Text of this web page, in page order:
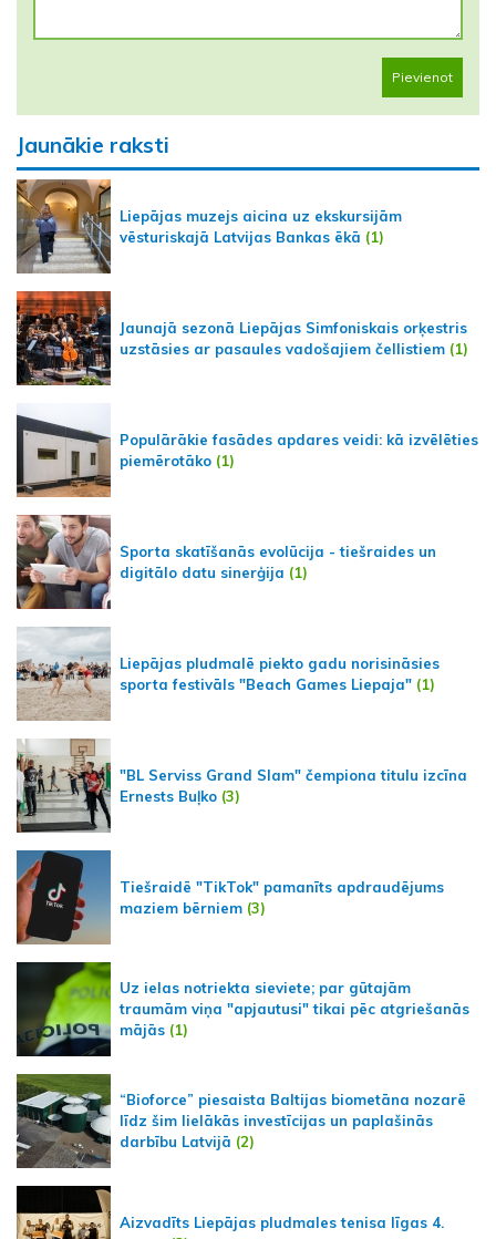
Pievienot
Jaunākie raksti
Liepājas muzejs aicina uz ekskursijām
vēsturiskajā Latvijas Bankas ēkā (1)
Jaunajā sezonā Liepājas Simfoniskais orķestris
uzstāsies ar pasaules vadošajiem čellistiem (1)
Populārākie fasādes apdares veidi: kā izvēlēties
piemērotāko (1)
Sporta skatīšanās evolūcija - tiešraides un
digitālo datu sinerģija (1)
Liepājas pludmalē piekto gadu norisināsies
sporta festivāls "Beach Games Liepaja" (1)
"BL Serviss Grand Slam" čempiona titulu izcīna
Ernests Buļko (3)
Tiešraidē "TikTok" pamanīts apdraudējums
maziem bērniem (3)
Uz ielas notriekta sieviete; par gūtajām
traumām viņa "apjautusi" tikai pēc atgriešanās
mājās (1)
“Bioforce” piesaista Baltijas biometāna nozarē
līdz šim lielākās investīcijas un paplašinās
darbību Latvijā (2)
Aizvadīts Liepājas pludmales tenisa līgas 4.